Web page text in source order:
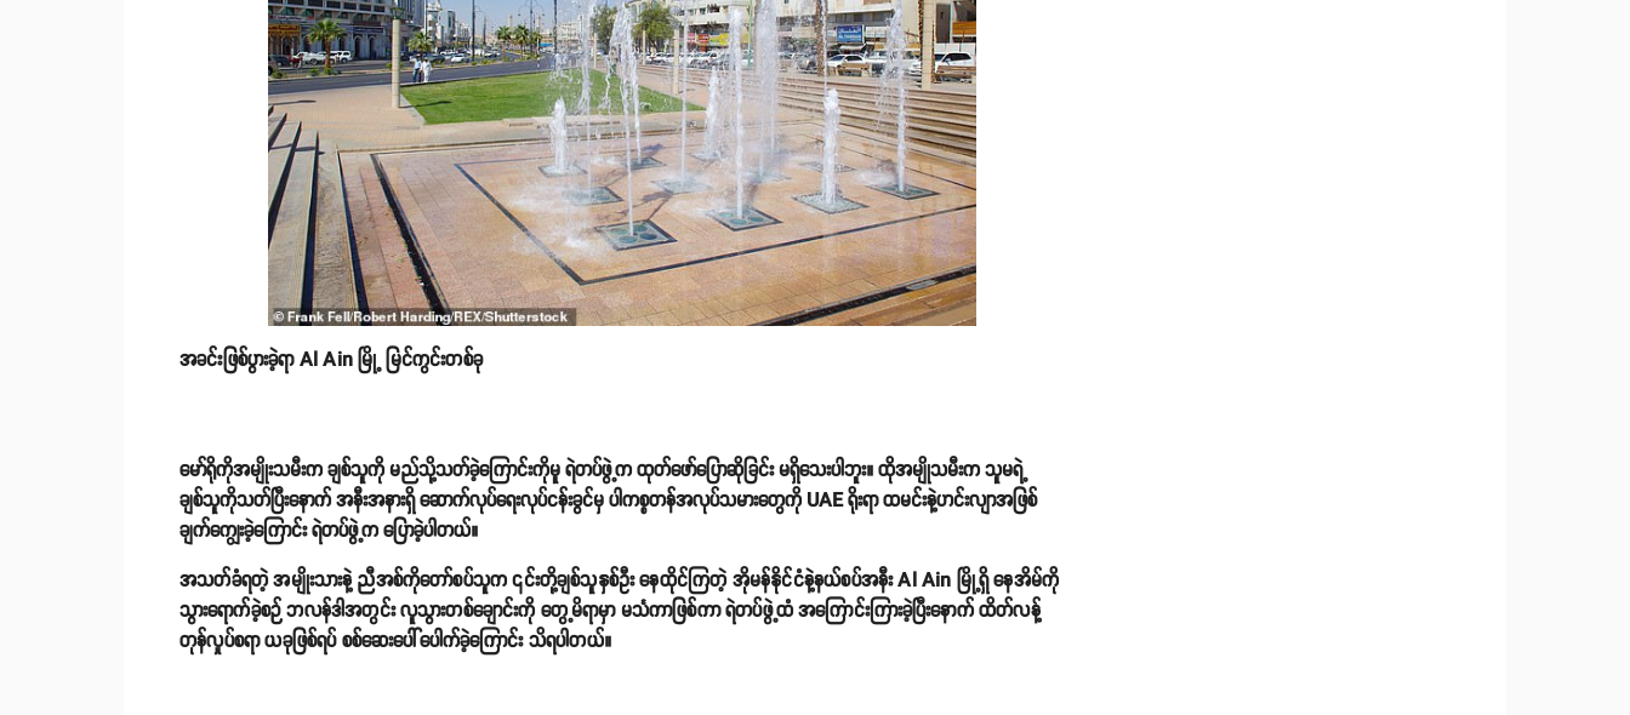
အခင်းဖြစ်ပွားခဲ့ရာ Al Ain မြို့ မြင်ကွင်းတစ်ခု
မော်ရိုကိုအမျိုးသမီးက ချစ်သူကို မည်သို့သတ်ခဲ့ကြောင်းကိုမူ ရဲတပ်ဖွဲ့က ထုတ်ဖော်ပြောဆိုခြင်း မရှိသေးပါဘူး။ ထိုအမျိုသမီးက သူမရဲ့
ချစ်သူကိုသတ်ပြီးနောက် အနီးအနားရှိ ဆောက်လုပ်ရေးလုပ်ငန်းခွင်မှ ပါကစ္စတန်အလုပ်သမားတွေကို UAE ရိုးရာ ထမင်းနဲ့ဟင်းလျာအဖြစ်
ချက်ကျွေးခဲ့ကြောင်း ရဲတပ်ဖွဲ့က ပြောခဲ့ပါတယ်။
အသတ်ခံရတဲ့ အမျိုးသားနဲ့ ညီအစ်ကိုတော်စပ်သူက ၎င်းတို့ချစ်သူနှစ်ဦး နေထိုင်ကြတဲ့ အိုမန်နိုင်ငံနဲ့နယ်စပ်အနီး Al Ain မြို့ရှိ နေအိမ်ကို
သွားရောက်ခဲ့စဉ် ဘလန်ဒါအတွင်း လူသွားတစ်ချောင်းကို တွေ့မိရာမှာ မင်္သကာဖြစ်ကာ ရဲတပ်ဖွဲ့ထံ အကြောင်းကြားခဲ့ပြီးနောက် ထိတ်လန့်
တုန်လှုပ်စရာ ယခုဖြစ်ရပ် စစ်ဆေးပေါ်ပေါက်ခဲ့ကြောင်း သိရပါတယ်။